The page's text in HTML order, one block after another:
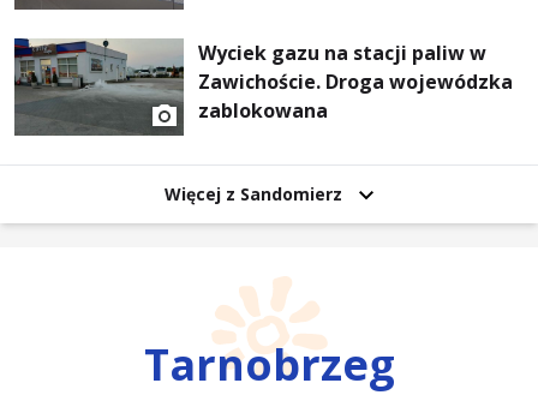
Wyciek gazu na stacji paliw w
Zawichoście. Droga wojewódzka
zablokowana
Więcej z Sandomierz
Tarnobrzeg